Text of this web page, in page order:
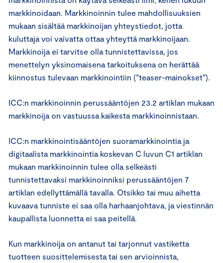
markkinoidaan. Markkinoinnin tulee mahdollisuuksien
mukaan sisältää markkinoijan yhteystiedot, jotta
kuluttaja voi vaivatta ottaa yhteyttä markkinoijaan.
Markkinoija ei tarvitse olla tunnistettavissa, jos
menettelyn yksinomaisena tarkoituksena on herättää
kiinnostus tulevaan markkinointiin (”teaser-mainokset”).
ICC:n markkinoinnin perussääntöjen 23.2 artiklan mukaan
markkinoija on vastuussa kaikesta markkinoinnistaan.
ICC:n markkinointisääntöjen suoramarkkinointia ja
digitaalista markkinointia koskevan C luvun C1 artiklan
mukaan markkinoinnin tulee olla selkeästi
tunnistettavaksi markkinoinniksi perussääntöjen 7
artiklan edellyttämällä tavalla. Otsikko tai muu aihetta
kuvaava tunniste ei saa olla harhaanjohtava, ja viestinnän
kaupallista luonnetta ei saa peitellä.
Kun markkinoija on antanut tai tarjonnut vastiketta
tuotteen suosittelemisesta tai sen arvioinnista,